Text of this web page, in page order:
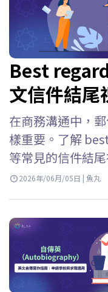
Best
文信件結尾
在商務溝通中，
樣重要。了解
等常見的信件結
擇可以讓你的郵
regards 是一個常
理解為“謹致以
收件人的尊重與
2026年/06月/05日 | 魚丸